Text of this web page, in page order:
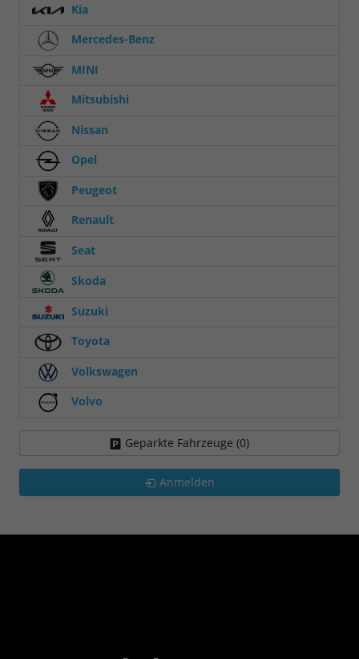
Kia
Mercedes-Benz
MINI
Mitsubishi
Nissan
Opel
Peugeot
Renault
Seat
Skoda
Suzuki
Toyota
Volkswagen
Volvo
Geparkte Fahrzeuge (0)
Anmelden